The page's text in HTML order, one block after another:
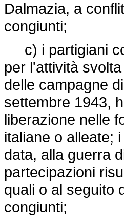
Dalmazia, a
congiunti;
c) i partigiani
per l'attività
delle campagne
settembre 1943,
liberazione nelle
italiane o alleate;
data, alla guerra
partecipazioni
quali o al seguito
congiunti;